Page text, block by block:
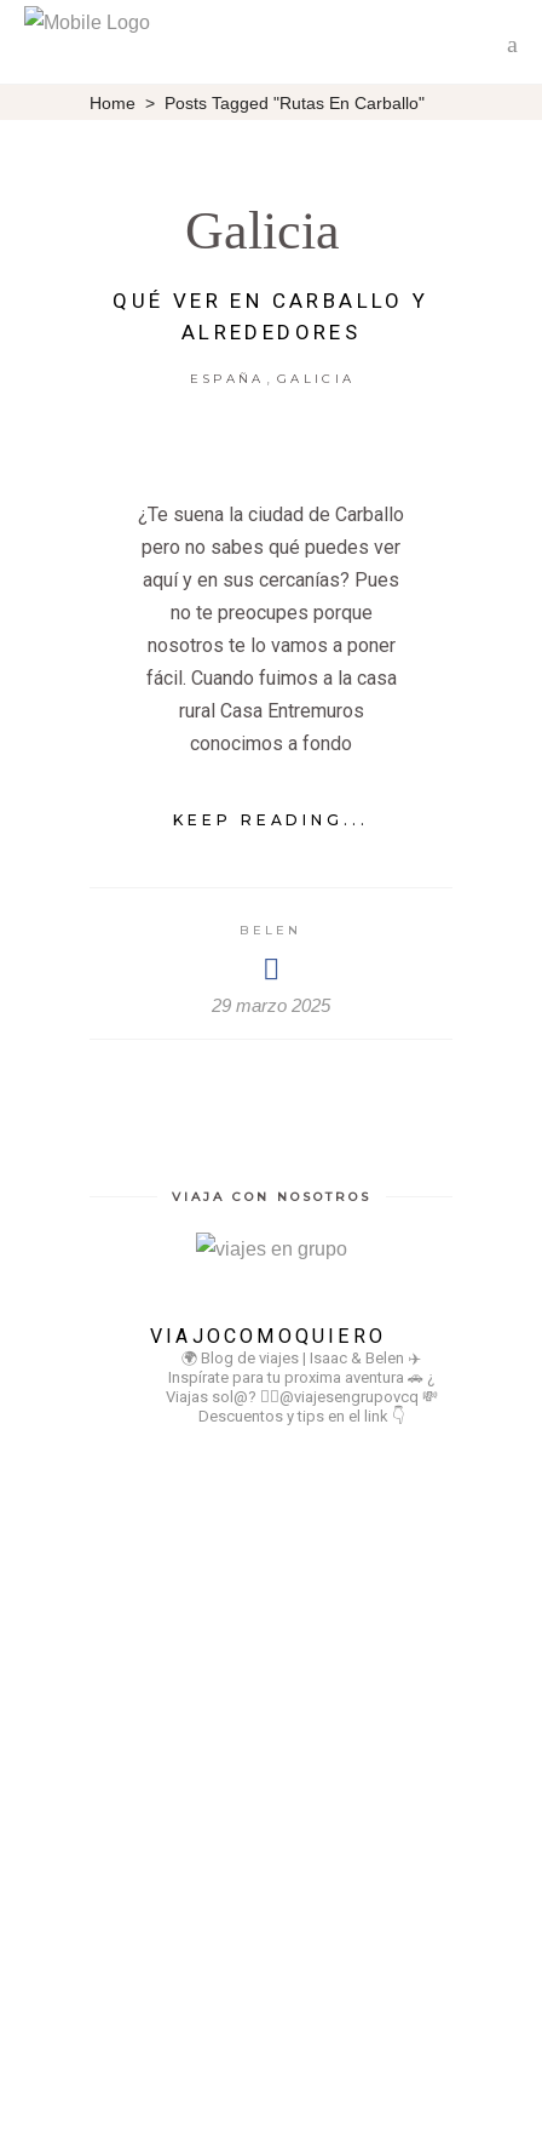
Home > Posts Tagged "Rutas En Carballo"
Galicia
QUÉ VER EN CARBALLO Y
ALREDEDORES
ESPAÑA , GALICIA
¿Te suena la ciudad de Carballo
pero no sabes qué puedes ver
aquí y en sus cercanías? Pues
no te preocupes porque
nosotros te lo vamos a poner
fácil. Cuando fuimos a la casa
rural Casa Entremuros
conocimos a fondo
KEEP READING...
BELEN
29 marzo 2025
VIAJA CON NOSOTROS
VIAJOCOMOQUIERO
🌍 Blog de viajes | Isaac & Belen ✈️
Inspírate para tu proxima aventura 🚗 ¿
Viajas sol@? 👉🏻@viajesengrupovcq 💸
Descuentos y tips en el link 👇